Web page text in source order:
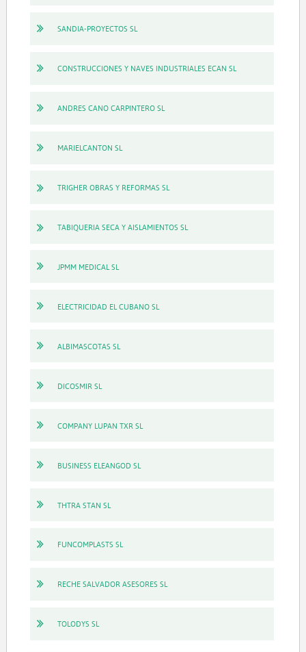
SANDIA-PROYECTOS SL
CONSTRUCCIONES Y NAVES INDUSTRIALES ECAN SL
ANDRES CANO CARPINTERO SL
MARIELCANTON SL
TRIGHER OBRAS Y REFORMAS SL
TABIQUERIA SECA Y AISLAMIENTOS SL
JPMM MEDICAL SL
ELECTRICIDAD EL CUBANO SL
ALBIMASCOTAS SL
DICOSMIR SL
COMPANY LUPAN TXR SL
BUSINESS ELEANGOD SL
THTRA STAN SL
FUNCOMPLASTS SL
RECHE SALVADOR ASESORES SL
TOLODYS SL